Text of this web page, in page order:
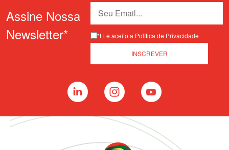
Assine Nossa
Newsletter*
*Li e aceito a Política de Privacidade